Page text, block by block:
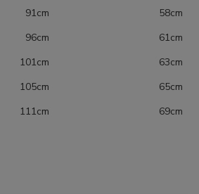
58cm
61cm
63cm
65cm
69cm